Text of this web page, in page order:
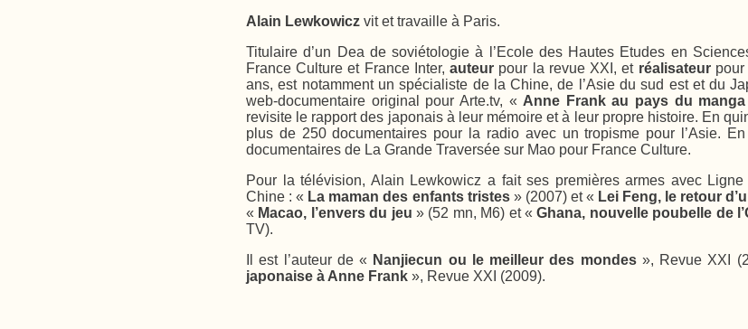
Alain Lewkowicz vit et travaille à Paris.
Titulaire d’un Dea de soviétologie à l’Ecole des Hautes Etudes en
France Culture et France Inter,auteur pour la revue XXI, et réalisateurpour
ans, est notamment un spécialiste de la Chine, de l’Asie du sud est et du
web-documentaire original pour Arte.tv, « Anne Frank au pays du manga
revisite le rapport des japonais à leur mémoire et à leur propre histoire. En
plus de 250 documentaires pour la radio avec un tropisme pour l’Asie.
documentaires de La Grande Traversée sur Mao pour France Culture.
Pour la télévision, Alain Lewkowicz a fait ses premières armes avec
Chine : « La maman des enfants tristes» (2007) et « Lei Feng, le retour
« Macao, l’envers du jeu » (52 mn, M6) et «Ghana, nouvelle poubelle de
TV).
Il est l’auteur de « Nanjiecun ou le meilleur des mondes», Revue XXI
japonaise à Anne Frank », Revue XXI (2009).